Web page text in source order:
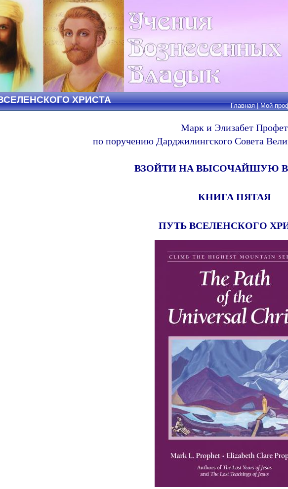
ХРИСТА
Главная|Мой
Марк и Элизабет Профет
по поручению Дарджилингского Совета
ВЗОЙТИ НА ВЫСОЧАЙШУЮ
КНИГА ПЯТАЯ
ПУТЬ ВСЕЛЕНСКОГО